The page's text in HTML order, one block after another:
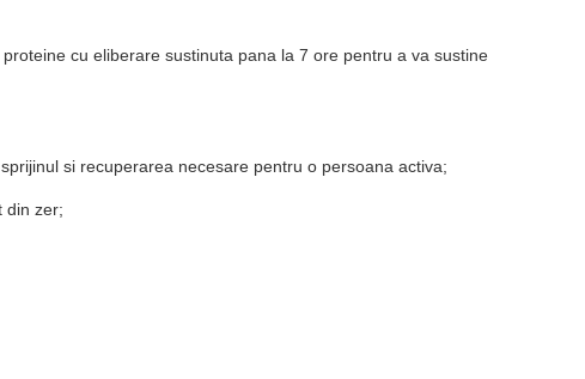
cu eliberare sustinuta pana la 7 ore pentru a va sustine
si recuperarea necesare pentru o persoana activa;
din zer;